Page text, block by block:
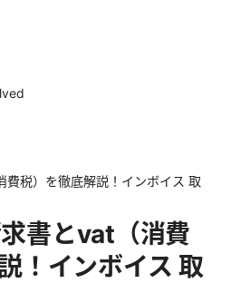
税）を徹底解説！インボイス 取
書とvat（消費
！インボイス 取